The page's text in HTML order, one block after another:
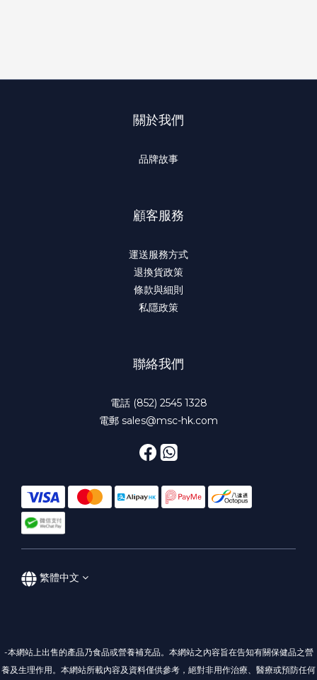
關於我們
品牌故事
顧客服務
運送服務方式
退換貨政策
條款與細則
私隱政策
聯絡我們
電話 (852) 2545 1328
電郵 sales@msc-hk.com
繁體中文
-本網站上出售的產品乃食品或營養補充品。本網站之內容旨在告知有關保健品之營
養及生理作用。本網站所載內容及資料僅供參考，絕對非用作治療、醫療或預防任何